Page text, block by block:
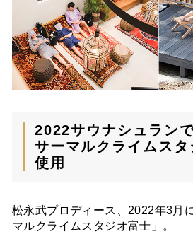
2022サウナシュランで
サーマルクライムスタ
使用
松永武プロディース、2022年3月
マルクライムスタジオ富士」。